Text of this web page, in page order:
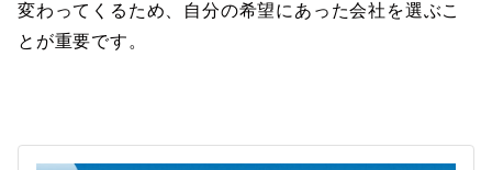
変わってくるため、自分の希望にあった会社を選ぶこ
とが重要です。